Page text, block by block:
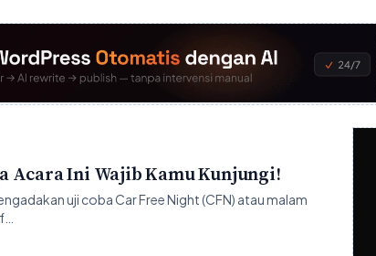
Acara Ini Wajib Kamu Kunjungi!
uji coba Car Free Night (CFN) atau malam